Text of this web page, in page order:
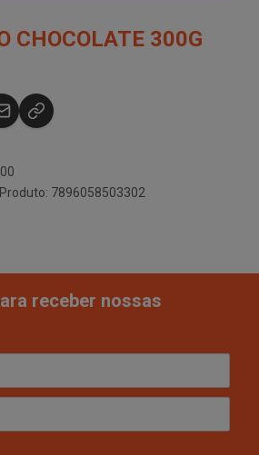
CHOCOLATE 300G
7896058503302
receber nossas